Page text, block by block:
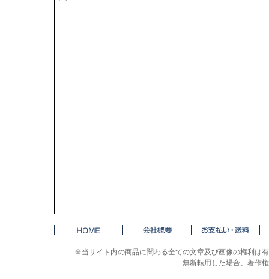
※当サイト内の商品に関わる全ての文章及び画像の権利は
無断転用した場合、著作